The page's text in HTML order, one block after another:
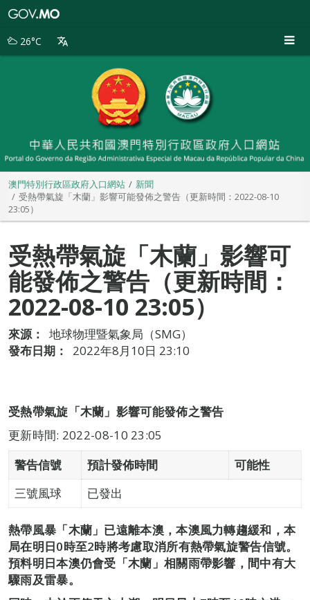
別
26°C
澳門特別行政區政府入口網站
新聞
受熱帶氣旋「木蘭」影響可能發佈之警告（更新時間：2022-08-10
23:05）
受熱帶氣旋「木蘭」影響可
能發佈之警告（更新時間：
2022-08-10 23:05）
來源：
地球物理暨氣象局（SMG）
發布日期：
2022年8月10日 23:10
受熱帶氣旋「木蘭」影響可能發佈之警告
更新時間: 2022-08-10 23:05
警告信號
預計發佈時間
可能性
三號風球
已發出
熱帶風暴「木蘭」已遠離本澳，本澳風力轉趨緩和，本
局在明日0時至2時將考慮取消所有熱帶氣旋警告信號。
預料明日本澳仍會受「木蘭」相關雨帶影響，間中有大
驟雨及雷暴。